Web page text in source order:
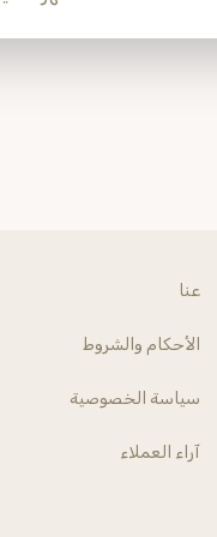
عنا
الأحكام والشروط
سياسة الخصوصية
آراء العملاء